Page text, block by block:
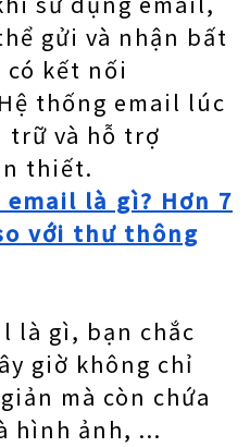
gửi và nhận bất
kết nối
thống email lúc
trữ và hỗ trợ
thiết.
là gì? Hơn 7
với thư thông
là gì, bạn chắc
giờ không chỉ
mà còn chứa
hình ảnh, ...